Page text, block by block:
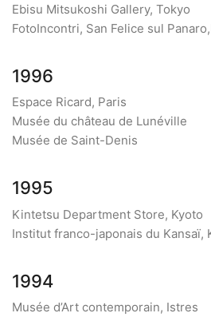
Ebisu Mitsukoshi Gallery, Tokyo
FotoIncontri, San Felice sul
1996
Espace Ricard, Paris
Musée du château de Lunéville
Musée de Saint-Denis
1995
Kintetsu Department Store, Kyoto
Institut franco-japonais du Kansaï,
1994
Musée d’Art contemporain, Istres